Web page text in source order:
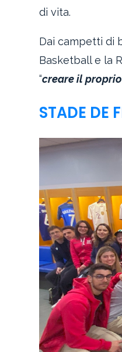
di vita.
Dai campetti di
Basketball e la
“creare il
STADE DE